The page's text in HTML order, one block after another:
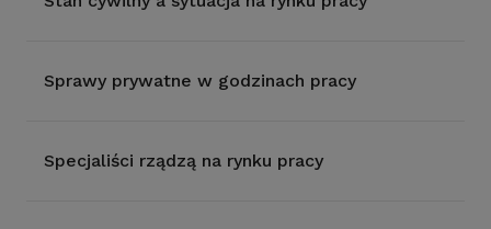
Sprawy prywatne w godzinach pracy
Specjaliści rządzą na rynku pracy